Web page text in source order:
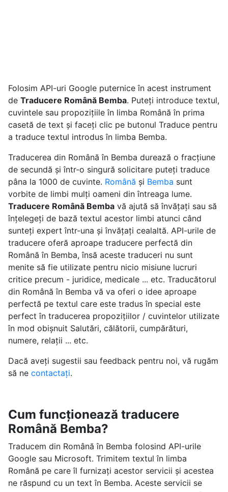
Folosim API-uri Google puternice în acest instrument
de Traducere Română Bemba. Puteți introduce textul,
cuvintele sau propozițiile în limba Română în prima
casetă de text și faceți clic pe butonul Traduce pentru
a traduce textul introdus în limba Bemba.
Traducerea din Română în Bemba durează o fracțiune
de secundă și într-o singură solicitare puteți traduce
pâna la 1000 de cuvinte. Română și Bemba sunt
vorbite de limbi mulți oameni din întreaga lume.
Traducere Română Bembavă ajută să învățați sau să
înțelegeți de bază textul acestor limbi atunci când
sunteți expert într-una și învățați cealaltă. API-urile de
traducere oferă aproape traducere perfectă din
Română în Bemba, însă aceste traduceri nu sunt
menite să fie utilizate pentru nicio misiune lucruri
critice precum - juridice, medicale ... etc. Traducătorul
din Română în Bemba vă va oferi o idee aproape
perfectă pe textul care este tradus în special este
perfect în traducerea propozițiilor / cuvintelor utilizate
în mod obișnuit Salutări, călătorii, cumpărături,
numere, relații ... etc.
Dacă aveți sugestii sau feedback pentru noi, vă rugăm
să ne contactați.
Cum funcționează traducere
Română Bemba?
Traducem din Română în Bemba folosind API-urile
Google sau Microsoft. Trimitem textul în limba
Română pe care îl furnizați acestor servicii și acestea
ne răspund cu un text în Bemba. Aceste servicii se